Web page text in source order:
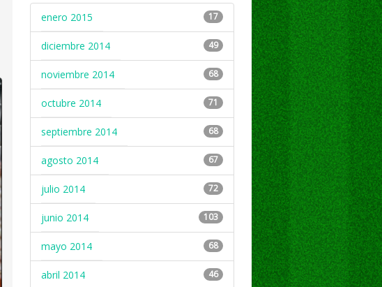
enero 2015
17
diciembre 2014 49
noviembre 2014 68
octubre 2014 71
septiembre 2014 68
agosto 2014 67
julio 2014 72
junio 2014 103
mayo 2014 68
abril 2014 46